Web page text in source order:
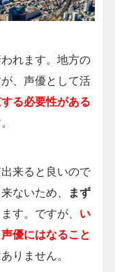
れます。地方の
、声優として活
る必要性がある
来ると良いので
ないため、
まず
す。ですが、 い
優にはなること
りません。